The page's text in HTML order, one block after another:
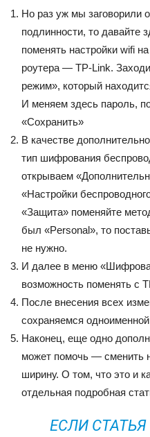
Но раз уж мы заговорили
подлинности, то давайте
поменять настройки wifi
роутера — TP-Link.
режим», который
И меняем здесь пароль,
«Сохранить»
В качестве
тип шифрования
открываем
«Настройки
«Защита» поменяйте
был «Personal», то
не нужно.
И далее в меню
возможность поменять с
После внесения всех
сохраняемся одноименной
Наконец, еще одно
может помочь — сменить
ширину. О том, что это и
отдельная подробная
ЕСЛИ